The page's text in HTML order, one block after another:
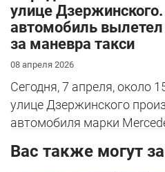
улице
автомобиль вылетел
за маневра такси
08 апреля 2026
Сегодня, 7 апреля, около
улице Дзержинского
автомобиля марки
Вас также могут